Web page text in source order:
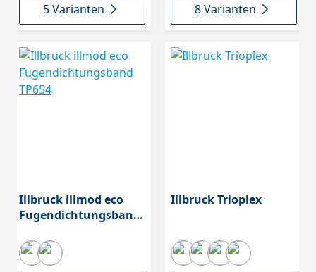
5 Varianten 8 Varianten
Illbruck illmod eco
Fugendichtungsband
Illbruck Trioplex